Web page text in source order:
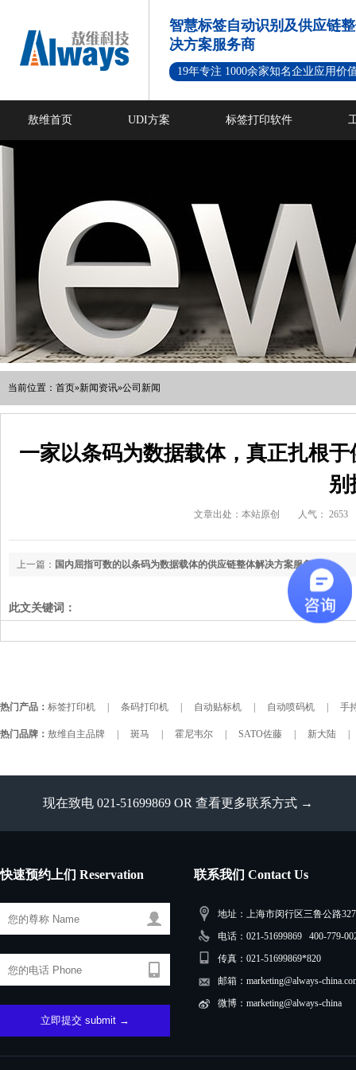
智慧标签自动识别及供应链
决方案服务商
19年专注 1000余家知名企业应用价
敖维首页 UDI方案 标签打印软件
当前位置： 首页»新闻资讯»公司新闻
一家以条码为数据载体，真正扎根
别
文章出处：本站原创 人气： 2653
上一篇： 国内屈指可数的以条码为数据载体的供应链整体解决方案服务商
此文关键词：
热门产品： 标签打印机 条码打印机 自动贴标机 自动喷码机 手
热门品牌： 敖维自主品牌 斑马 霍尼韦尔 SATO佐藤 新大陆
现在致电 021-51699869 OR 查看更多联系方式 →
快速预约上们 Reservation 联系我们 Contact Us
地址：上海市闵行区三鲁公路
电话：021-51699869 400-779-
传真：021-51699869*820
邮箱：marketing@always-
微博：marketing@always-china